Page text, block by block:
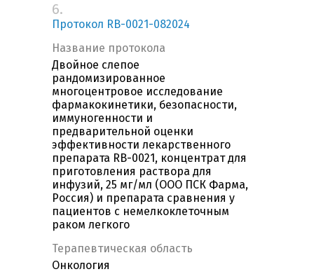
6.
Протокол RB-0021-082024
Название протокола
Двойное слепое
рандомизированное
многоцентровое исследование
фармакокинетики, безопасности,
иммуногенности и
предварительной оценки
эффективности лекарственного
препарата RB-0021, концентрат для
приготовления раствора для
инфузий, 25 мг/мл (ООО ПСК Фарма,
Россия) и препарата сравнения у
пациентов с немелкоклеточным
раком легкого
Терапевтическая область
Онкология